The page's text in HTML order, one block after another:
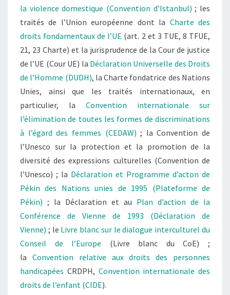
la violence domestique (Convention d’Istanbul) ; les
traités de l’Union européenne dont la Charte des
droits fondamentaux de l’UE (art. 2 et 3 TUE, 8 TFUE,
21, 23 Charte) et la jurisprudence de la Cour de justice
de l’UE (Cour UE) la Déclaration Universelle des Droits
de l’Homme (DUDH), la Charte fondatrice des Nations
Unies, ainsi que les traités internationaux, en
particulier, la Convention internationale sur
l’élimination de toutes les formes de discriminations
à l’égard des femmes (CEDAW) ; la Convention de
l’Unesco sur la protection et la promotion de la
diversité des expressions culturelles (Convention de
l’Unesco) ; la Déclaration et Programme d’acton de
Pékin des Nations unies de 1995 (Plateforme de
Pékin) ; la Déclaration et au Plan d’action de la
Conférence de Vienne de 1993 (Déclaration de
Vienne) ; le Livre blanc sur le dialogue interculturel du
Conseil de l’Europe (Livre blanc du CoE) ;
la Convention relative aux droits des personnes
handicapées CRDPH, Convention internationale des
droits de l’enfant (CIDE).